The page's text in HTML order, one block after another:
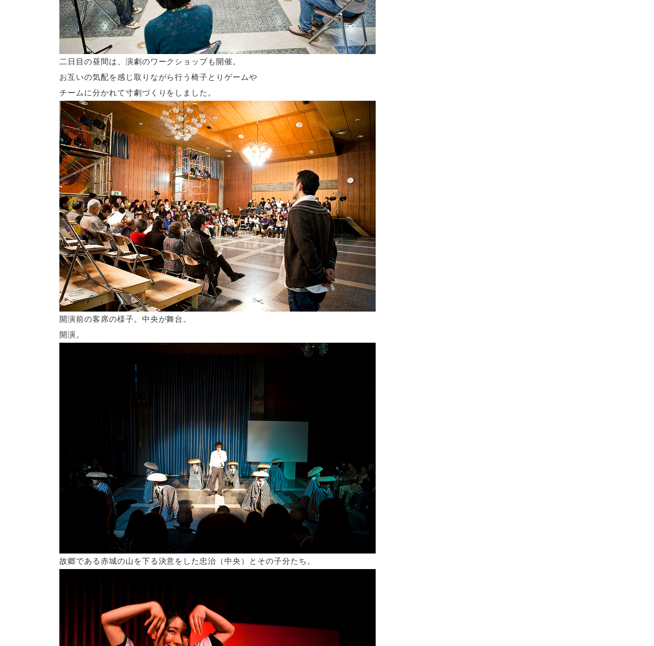
二日目の昼間は、演劇のワークショップも開催。
お互いの気配を感じ取りながら行う椅子とりゲームや
チームに分かれて寸劇づくりをしました。
開演前の客席の様子。中央が舞台。
開演。
故郷である赤城の山を下る決意をした忠治（中央）とその子分たち。